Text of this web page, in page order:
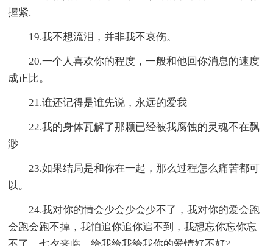
握紧.
19.我不想流泪，并非我不哀伤。
20.一个人喜欢你的程度，一般和他回你消息的速度
成正比。
21.谁还记得是谁先说，永远的爱我
22.我的身体瓦解了那颗已经被我腐蚀的灵魂不在飘
渺
23.如果结局是和你在一起，那么过程怎么痛苦都可
以。
24.我对你的情会少会少会少不了，我对你的爱会跑
会跑会跑不掉，我怕追你追你追不到，我想忘你忘你忘